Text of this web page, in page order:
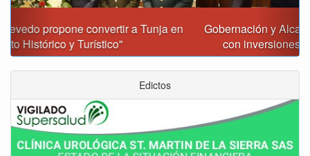
Gobernación y Alcaldía de Tunja revisan 120 proyectos
con inversiones superiores a $385.000 millones
Edictos